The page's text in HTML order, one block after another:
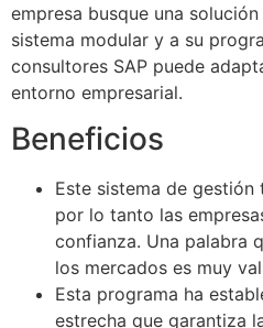
empresa busque una
sistema modular y a su
consultores SAP puede
entorno empresarial.
Beneficios
Este sistema de gestión
por lo tanto las
confianza. Una palabra
los mercados es muy
Esta programa ha
estrecha que garantiza